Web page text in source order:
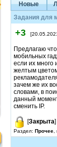
Новые
Задания для
+3
Предлагаю
мобильных
если их много
желтым
зачем же их
словами, в
данный
сменить IP.
[Закрыта]
Раздел: Прочее